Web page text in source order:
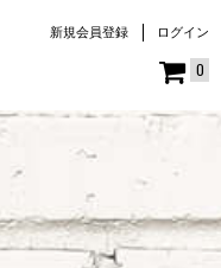
新規会員登録 ログイン
0